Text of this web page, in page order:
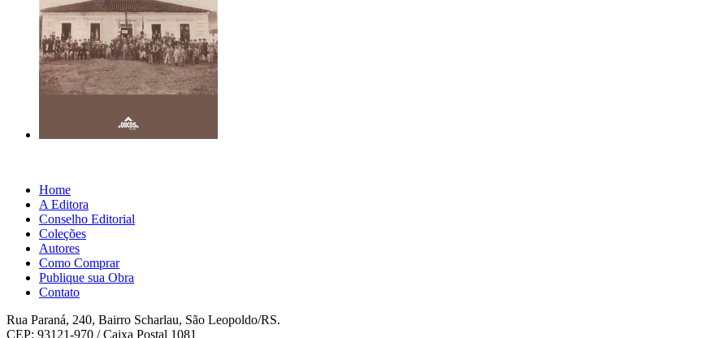
Home
A Editora
Conselho Editorial
Coleções
Autores
Como Comprar
Publique sua Obra
Contato
Rua Paraná, 240, Bairro Scharlau, São Leopoldo/RS.
CEP: 93121-970 / Caixa Postal 1081